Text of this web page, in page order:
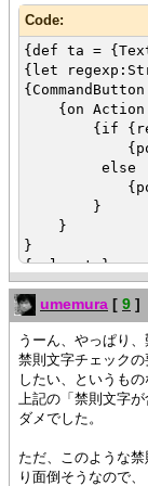
Code:
{def ta =
{let
{CommandButton
{on Action
{if {regexp-
{popup-
else
{popup-
}
}
}
{value ta}
umemura [ 9 ]
うーん、やっぱり、
禁則文字チェック
したい、というもの
上記の「禁則文字
ダメでした。
ただ、このような
り面倒そうなので、